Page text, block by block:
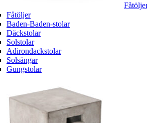
Fåtöljer
Baden-Baden-stolar
Däckstolar
Solstolar
Adirondackstolar
Solsängar
Gungstolar